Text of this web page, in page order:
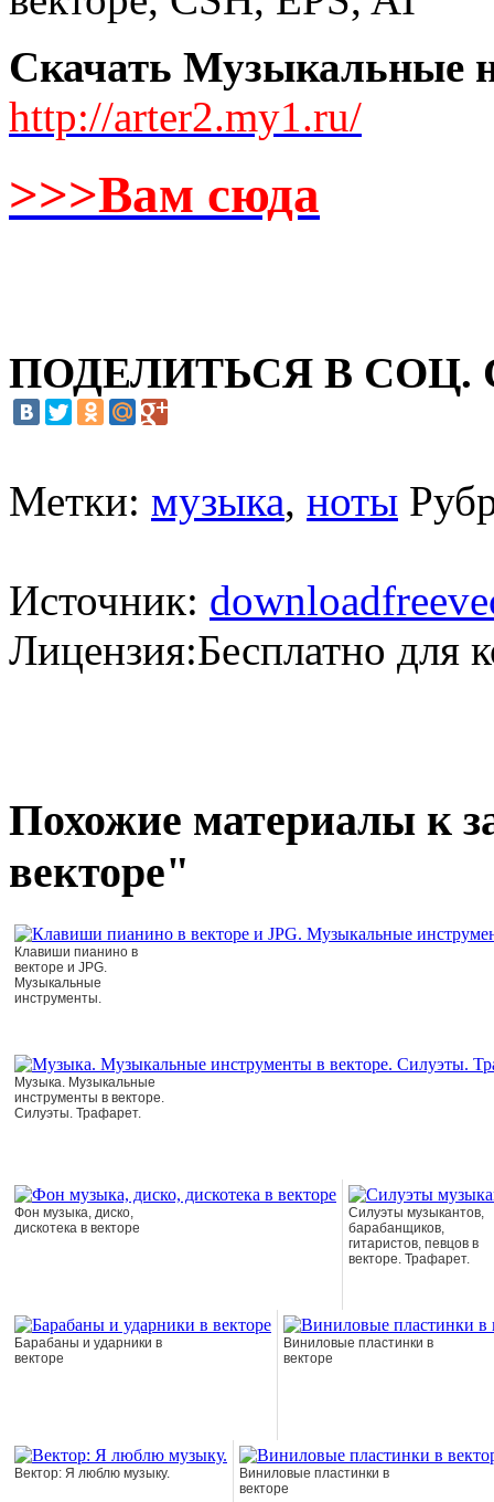
Скачать Музыкальные
http://arter2.my1.ru/
>>>Вам сюда
ПОДЕЛИТЬСЯ В СОЦ.
Метки: музыка, ноты
Источник:
Лицензия:Бесплатно для
Похожие материалы к
векторе"
Клавиши пианино в
векторе и JPG.
Музыкальные
инструменты.
Музыка. Музыкальные
инструменты в векторе.
Силуэты. Трафарет.
Фон музыка, диско,
дискотека в векторе
Силуэты музыкантов,
барабанщиков,
гитаристов, певцов в
векторе. Трафарет.
Барабаны и ударники в
векторе
Виниловые пластинки в
векторе
Вектор: Я люблю музыку.
Виниловые пластинки в
векторе